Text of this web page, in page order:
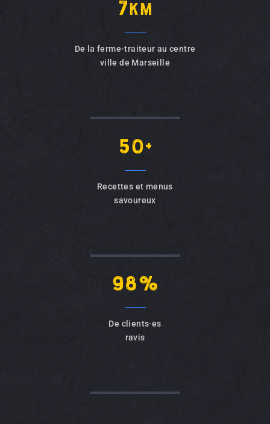
7km
De la ferme-traiteur au centre
ville de Marseille
50+
Recettes et menus
savoureux
98%
De clients·es
ravis